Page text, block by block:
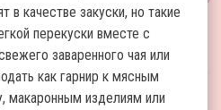
в качестве закуски, но такие
перекуски вместе с
заваренного чая или
как гарнир к мясным
макаронным изделиям или